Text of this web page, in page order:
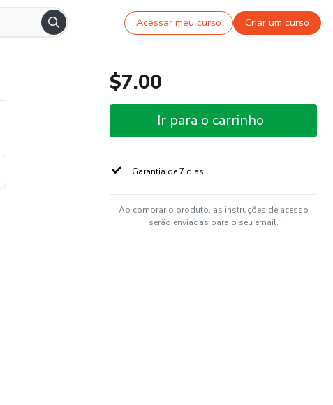
Acessar meu curso Criar um curso
$7.00
Ir para o carrinho
Garantia de 7 dias
Ao comprar o produto, as instruções de acesso
serão enviadas para o seu email.